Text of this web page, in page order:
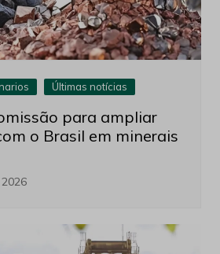
Últimas notícias
para ampliar
o Brasil em minerais